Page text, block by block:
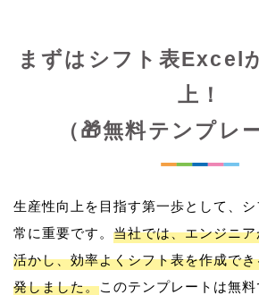
まずはシフト表Excel
上！
（🎁無料テンプレ
生産性向上を目指す第一歩として、
常に重要です。 当社では、エンジニ
活かし、効率よくシフト表を作成で
発しました。このテンプレートは無